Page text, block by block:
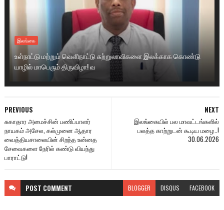
இலங்கை
உள்நாட்டு மற்றும் வெளிநாட்டு சுற்றுலாவிகளை இலக்காக கொண்டு
யாழில் மாபெரும் திருவிழா! வ
NEXT
இலங்கையில் பல மாவட்டங்களில்
பலத்த காற்றுடன் கூடிய மழை..!
30.06.2026
PREVIOUS
சுகாதார அமைச்சின் பணிப்பாளர்
நாயகம் அசேல, கல்முனை ஆதார
வைத்தியசாலையின் சிறந்த உன்னத
சேவைகளை நேரில் கண்டு வியந்து
பாராட்டு!
POST COMMENT BLOGGER DISQUS FACEBOOK